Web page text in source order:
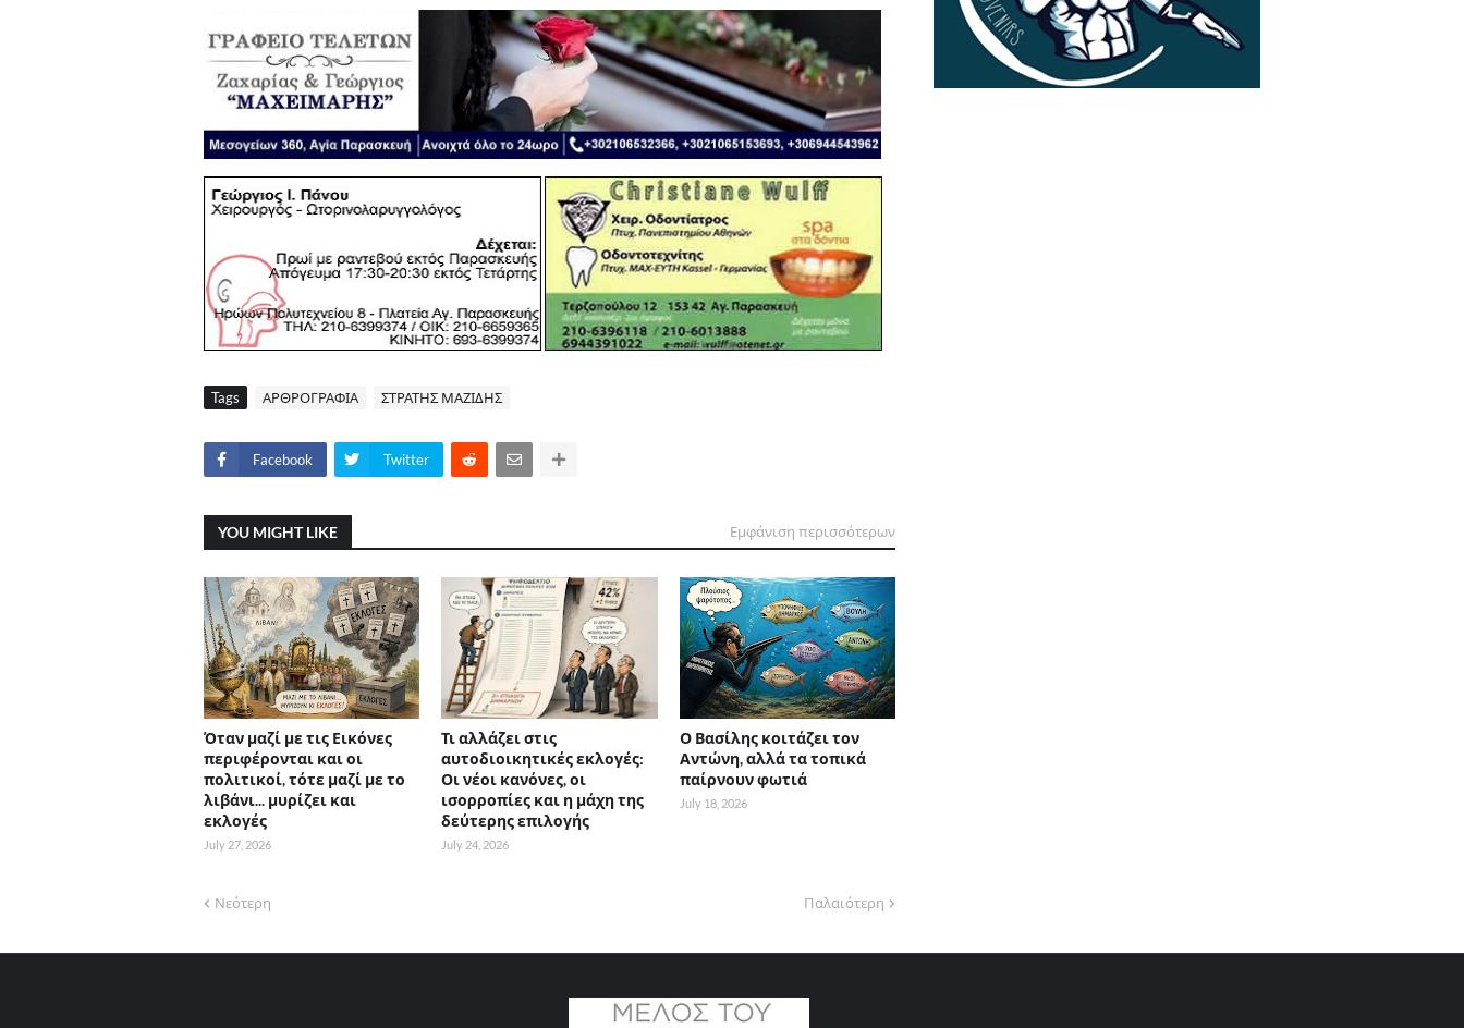
Tags ΑΡΘΡΟΓΡΑΦΙΑ ΣΤΡΑΤΗΣ ΜΑΖΙΔΗΣ
Facebook Twitter
YOU MIGHT LIKE Εμφάνιση περισσότερων
Όταν μαζί με τις Εικόνες
περιφέρονται και οι
πολιτικοί, τότε μαζί με το
λιβάνι... μυρίζει και
εκλογές
July 27, 2026
Τι αλλάζει στις
αυτοδιοικητικές εκλογές:
Οι νέοι κανόνες, οι
ισορροπίες και η μάχη της
δεύτερης επιλογής
July 24, 2026
Ο Βασίλης κοιτάζει τον
Αντώνη, αλλά τα τοπικά
παίρνουν φωτιά
July 18, 2026
Νεότερη Παλαιότερη